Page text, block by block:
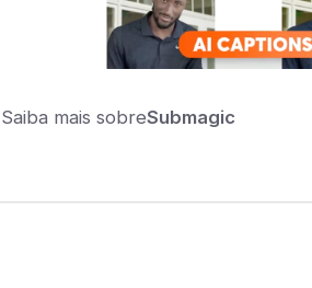
Saiba mais sobreSubmagic